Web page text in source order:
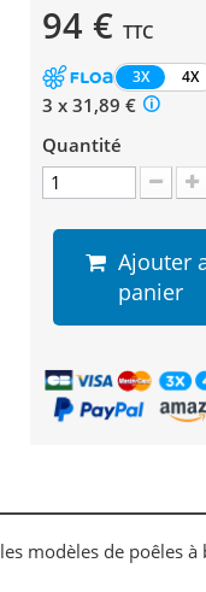
94 € TTC
3X 4X
3 x 31,89 €
Quantité
Ajouter
panier
modèles de poêles à